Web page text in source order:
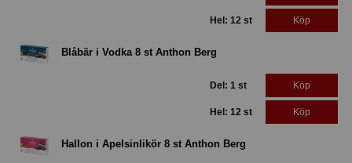
Hel: 12 st Köp
Blåbär i Vodka 8 st Anthon Berg
Del: 1 st Köp
Hel: 12 st Köp
Hallon i Apelsinlikör 8 st Anthon Berg